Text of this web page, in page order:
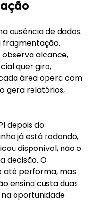
ausência de dados.
fragmentação.
alcance,
quer giro,
área opera com
gera relatórios,
depois do
já está rodando,
disponível, não o
decisão. O
até performa, mas
ensina custa duas
oportunidade